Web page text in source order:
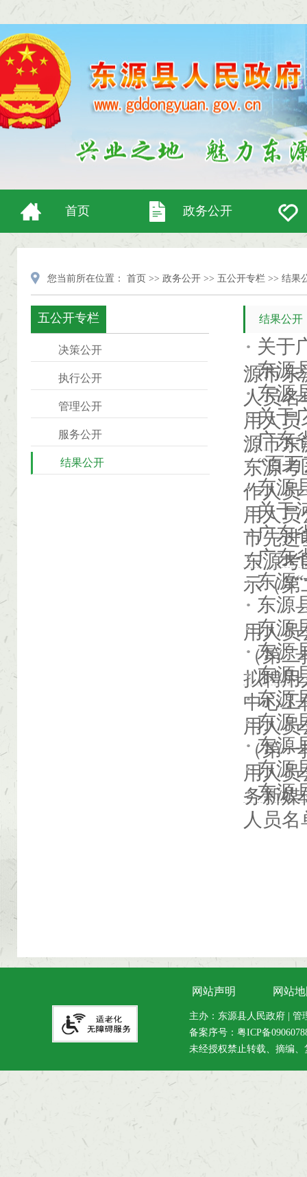
首页 政务公开
您当前所在位置： 首页 >> 政务公开 >> 五公开专栏 >> 结果
五公开专栏
决策公开
执行公开
管理公开
服务公开
结果公开
结果公开
关于
源市东
东源
人员
东源
用人员
关于
源市东
广东
东源考
“百
作人员
东源
用人
关于
市先进
广东
东源考
广东
示（第
东源
东源
用人
东源
（第二
东源
拟聘用
东源
中心工
东源
用人
东源
（第一
东源
用人
东源
务新媒
东源
人员
网站声明 网站
主办：东源县人民政府 | 管
备案序号： 粤ICP备
未经授权禁止转载、摘编